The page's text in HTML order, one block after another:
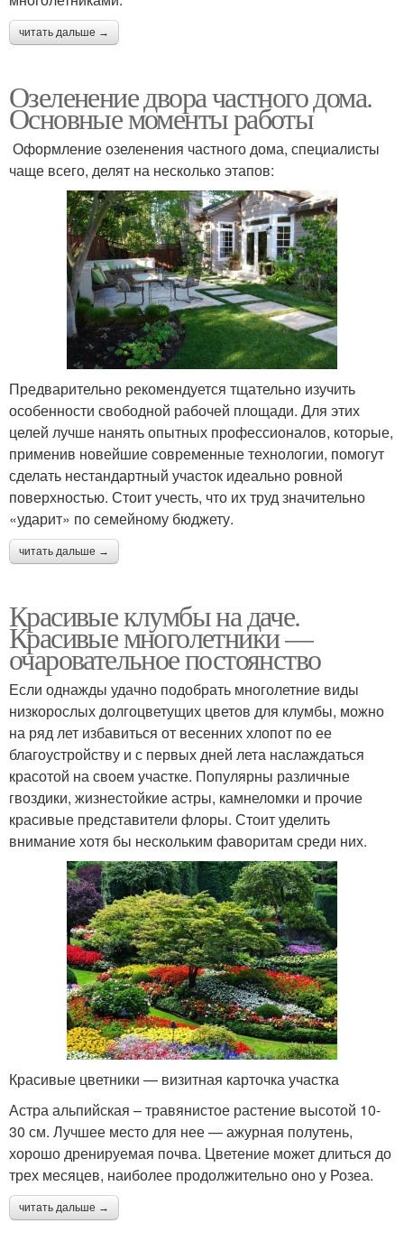
читать дальше →
Озеленение двора частного дома.
Основные моменты работы
Оформление озеленения частного дома, специалисты
чаще всего, делят на несколько этапов:
Предварительно рекомендуется тщательно изучить
особенности свободной рабочей площади. Для этих
целей лучше нанять опытных профессионалов, которые,
применив новейшие современные технологии, помогут
сделать нестандартный участок идеально ровной
поверхностью. Стоит учесть, что их труд значительно
«ударит» по семейному бюджету.
читать дальше →
Красивые клумбы на даче.
Красивые многолетники —
очаровательное постоянство
Если однажды удачно подобрать многолетние виды
низкорослых долгоцветущих цветов для клумбы, можно
на ряд лет избавиться от весенних хлопот по ее
благоустройству и с первых дней лета наслаждаться
красотой на своем участке. Популярны различные
гвоздики, жизнестойкие астры, камнеломки и прочие
красивые представители флоры. Стоит уделить
внимание хотя бы нескольким фаворитам среди них.
Красивые цветники — визитная карточка участка
Астра альпийская – травянистое растение высотой 10-
30 см. Лучшее место для нее — ажурная полутень,
хорошо дренируемая почва. Цветение может длиться до
трех месяцев, наиболее продолжительно оно у Розеа.
читать дальше →